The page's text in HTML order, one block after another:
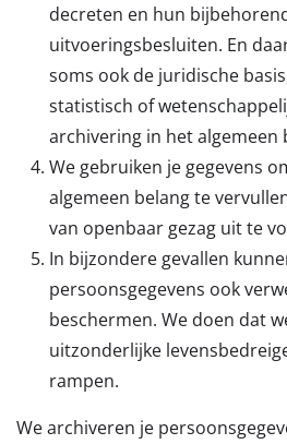
decreten en hun
uitvoeringsbesluiten. En
soms ook de juridische
statistisch of
archivering in het algemeen
We gebruiken je gegevens
algemeen belang te
van openbaar gezag uit te
In bijzondere gevallen
persoonsgegevens ook
beschermen. We doen dat
uitzonderlijke
rampen.
We archiveren je